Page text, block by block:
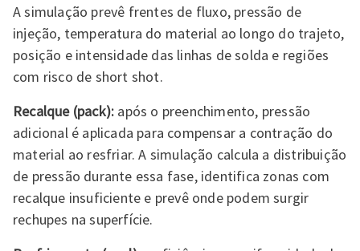
A simulação prevê frentes de fluxo, pressão de
injeção, temperatura do material ao longo do trajeto,
posição e intensidade das linhas de solda e regiões
com risco de short shot.
Recalque (pack): após o preenchimento, pressão
adicional é aplicada para compensar a contração do
material ao resfriar. A simulação calcula a distribuição
de pressão durante essa fase, identifica zonas com
recalque insuficiente e prevê onde podem surgir
rechupes na superfície.